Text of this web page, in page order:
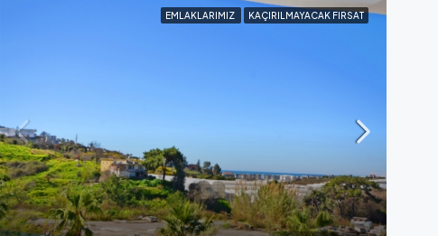
EMLAKLARIMIZ KAÇIRILMAYACAK FIRSAT